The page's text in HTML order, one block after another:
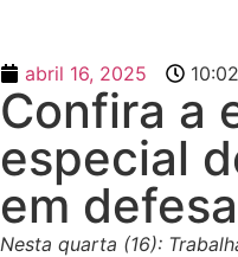
abril 16, 2025 10:02
Confira a
especial
em
Nesta quarta (16):